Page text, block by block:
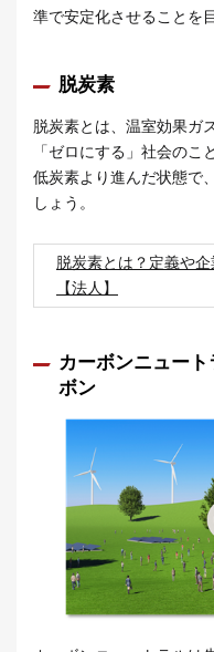
準で安定化させることを
脱炭素
脱炭素とは、温室効果ガ
「ゼロにする」社会のこ
低炭素より進んだ状態で
しょう。
脱炭素とは？定義や
【法人】
カーボンニュー
ボン